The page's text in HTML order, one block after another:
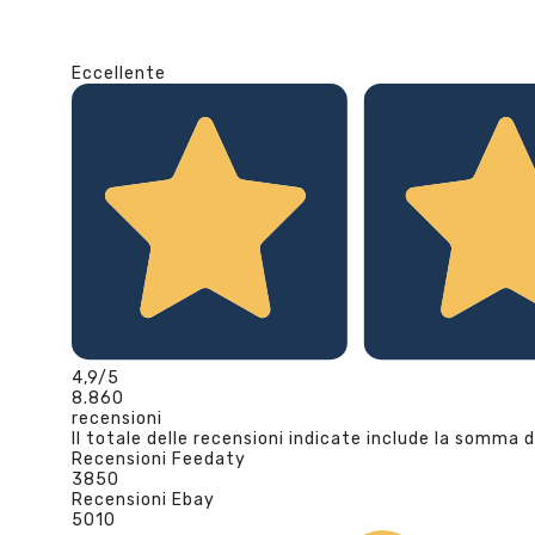
Eccellente
4,9/5
8.860
recensioni
Il totale delle recensioni indicate include la somma
Recensioni Feedaty
3850
Recensioni Ebay
5010